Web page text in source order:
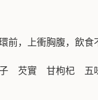
前，上衝胸腹，飲食
芡實 甘枸杞 五